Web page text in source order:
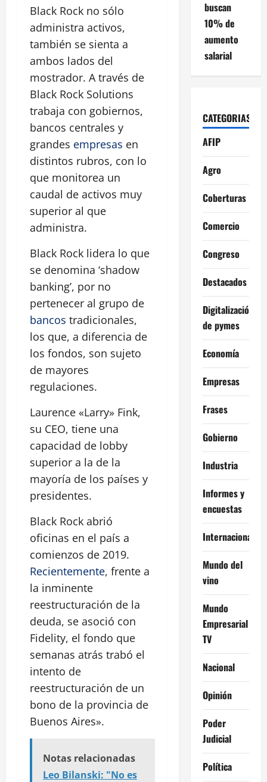
Black Rock no sólo
administra activos,
también se sienta a
ambos lados del
mostrador. A través de
Black Rock Solutions
trabaja con gobiernos,
bancos centrales y
grandes empresas en
distintos rubros, con lo
que monitorea un
caudal de activos muy
superior al que
administra.
Black Rock lidera lo que
se denomina ‘shadow
banking’, por no
pertenecer al grupo de
bancos tradicionales,
los que, a diferencia de
los fondos, son sujeto
de mayores
regulaciones.
Laurence «Larry» Fink,
su CEO, tiene una
capacidad de lobby
superior a la de la
mayoría de los países y
presidentes.
Black Rock abrió
oficinas en el país a
comienzos de 2019.
Recientemente, frente a
la inminente
reestructuración de la
deuda, se asoció con
Fidelity, el fondo que
semanas atrás trabó el
intento de
reestructuración de un
bono de la provincia de
Buenos Aires».
Notas relacionadas
Leo Bilanski: "No es
buscan
10% de
aumento
salarial
CATEGORIAS
AFIP
Agro
Coberturas
Comercio
Congreso
Destacados
Digitalización
de pymes
Economía
Empresas
Frases
Gobierno
Industria
Informes y
encuestas
Internacional
Mundo del
vino
Mundo
Empresarial
TV
Nacional
Opinión
Poder
Judicial
Política